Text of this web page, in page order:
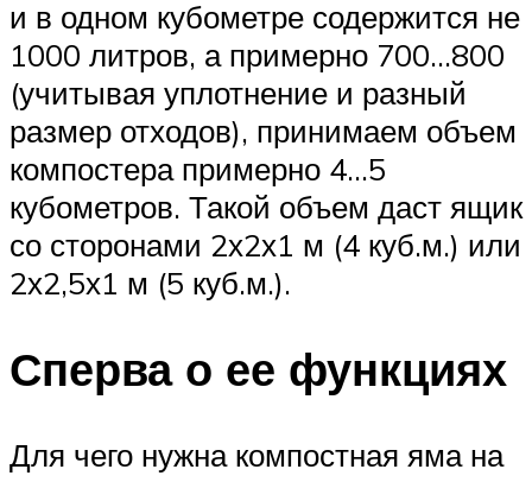
и в одном кубометре содержится не
1000 литров, а примерно 700…800
(учитывая уплотнение и разный
размер отходов), принимаем объем
компостера примерно 4…5
кубометров. Такой объем даст ящик
со сторонами 2х2х1 м (4 куб.м.) или
2х2,5х1 м (5 куб.м.).
Сперва о ее функциях
Для чего нужна компостная яма на